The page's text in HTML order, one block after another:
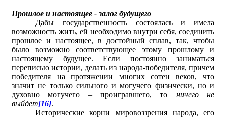
Прошлое и настоящее - залог будущего
Дабы государственность состоялась и имела
возможность жить, ей необходимо внутри себя, соединить
прошлое и настоящее, в достойный сплав, так, чтобы
было возможно соответствующее этому прошлому и
настоящему будущее. Если постоянно заниматься
переписью истории, делать из народа-победителя, причем
победителя на протяжении многих сотен веков, что
значит не только сильного и могучего физически, но и
духовно могучего – проигравшего, то ничего не
выйдет[16].
Исторические корни мировоззрения народа, его